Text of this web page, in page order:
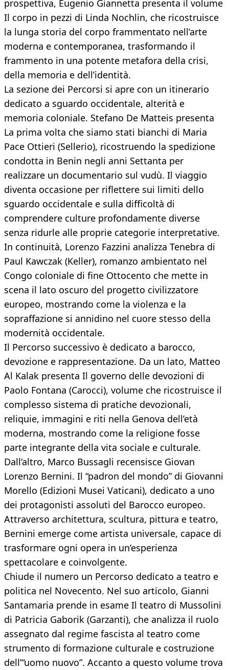
prospettiva, Eugenio Giannetta presenta il volume
Il corpo in pezzi di Linda Nochlin, che ricostruisce
la lunga storia del corpo frammentato nell’arte
moderna e contemporanea, trasformando il
frammento in una potente metafora della crisi,
della memoria e dell’identità.
La sezione dei Percorsi si apre con un itinerario
dedicato a sguardo occidentale, alterità e
memoria coloniale. Stefano De Matteis presenta
La prima volta che siamo stati bianchi di Maria
Pace Ottieri (Sellerio), ricostruendo la spedizione
condotta in Benin negli anni Settanta per
realizzare un documentario sul vudù. Il viaggio
diventa occasione per riflettere sui limiti dello
sguardo occidentale e sulla difficoltà di
comprendere culture profondamente diverse
senza ridurle alle proprie categorie interpretative.
In continuità, Lorenzo Fazzini analizza Tenebra di
Paul Kawczak (Keller), romanzo ambientato nel
Congo coloniale di fine Ottocento che mette in
scena il lato oscuro del progetto civilizzatore
europeo, mostrando come la violenza e la
sopraffazione si annidino nel cuore stesso della
modernità occidentale.
Il Percorso successivo è dedicato a barocco,
devozione e rappresentazione. Da un lato, Matteo
Al Kalak presenta Il governo delle devozioni di
Paolo Fontana (Carocci), volume che ricostruisce il
complesso sistema di pratiche devozionali,
reliquie, immagini e riti nella Genova dell’età
moderna, mostrando come la religione fosse
parte integrante della vita sociale e culturale.
Dall’altro, Marco Bussagli recensisce Giovan
Lorenzo Bernini. Il “padron del mondo” di Giovanni
Morello (Edizioni Musei Vaticani), dedicato a uno
dei protagonisti assoluti del Barocco europeo.
Attraverso architettura, scultura, pittura e teatro,
Bernini emerge come artista universale, capace di
trasformare ogni opera in un’esperienza
spettacolare e coinvolgente.
Chiude il numero un Percorso dedicato a teatro e
politica nel Novecento. Nel suo articolo, Gianni
Santamaria prende in esame Il teatro di Mussolini
di Patricia Gaborik (Garzanti), che analizza il ruolo
assegnato dal regime fascista al teatro come
strumento di formazione culturale e costruzione
dell’“uomo nuovo”. Accanto a questo volume trova